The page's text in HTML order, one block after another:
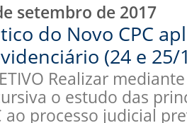
setembro de 2017
do Novo CPC
(24 e 25/
Realizar
o estudo das
ao processo judicial